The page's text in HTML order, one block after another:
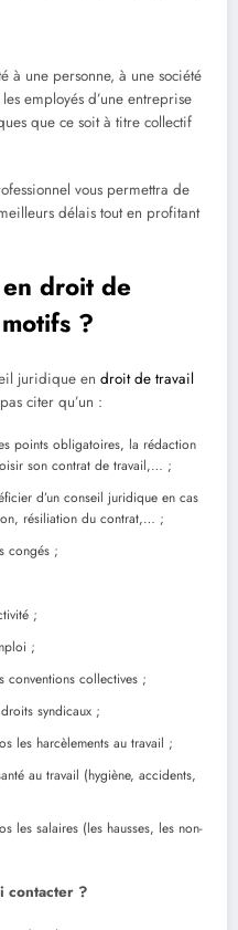
à une personne, à une société
employés d’une entreprise
que ce soit à titre collectif
vous permettra de
délais tout en profitant
droit de
?
juridique en droit de travail
citer qu’un :
points obligatoires, la rédaction
son contrat de travail,… ;
d’un conseil juridique en cas
résiliation du contrat,… ;
congés ;
;
;
conventions collectives ;
syndicaux ;
les harcèlements au travail ;
au travail (hygiène, accidents,
les salaires (les hausses, les non-
contacter ?